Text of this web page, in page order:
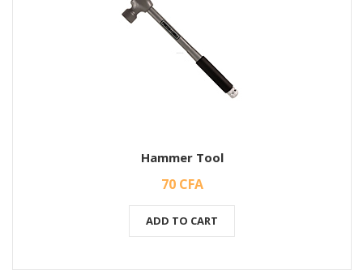
Hammer Tool
70 CFA
ADD TO CART